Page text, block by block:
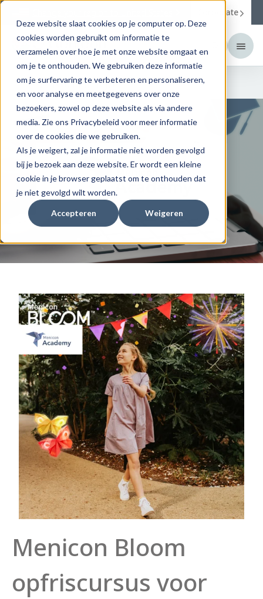
Deze website slaat cookies op je computer op. Deze
cookies worden gebruikt om informatie te
verzamelen over hoe je met onze website omgaat en
om je te onthouden. We gebruiken deze informatie
om je surfervaring te verbeteren en personaliseren,
en voor analyse en meetgegevens over onze
bezoekers, zowel op deze website als via andere
media. Zie ons Privacybeleid voor meer informatie
over de cookies die we gebruiken.
Als je weigert, zal je informatie niet worden gevolgd
bij je bezoek aan deze website. Er wordt een kleine
cookie in je browser geplaatst om te onthouden dat
je niet gevolgd wilt worden.
Accepteren Weigeren
Corporate
E-learnings
Menicon Bloom
opfriscursus voor